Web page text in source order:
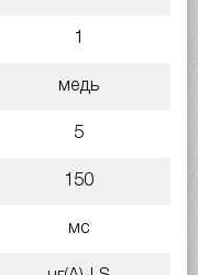
1
медь
5
150
мс